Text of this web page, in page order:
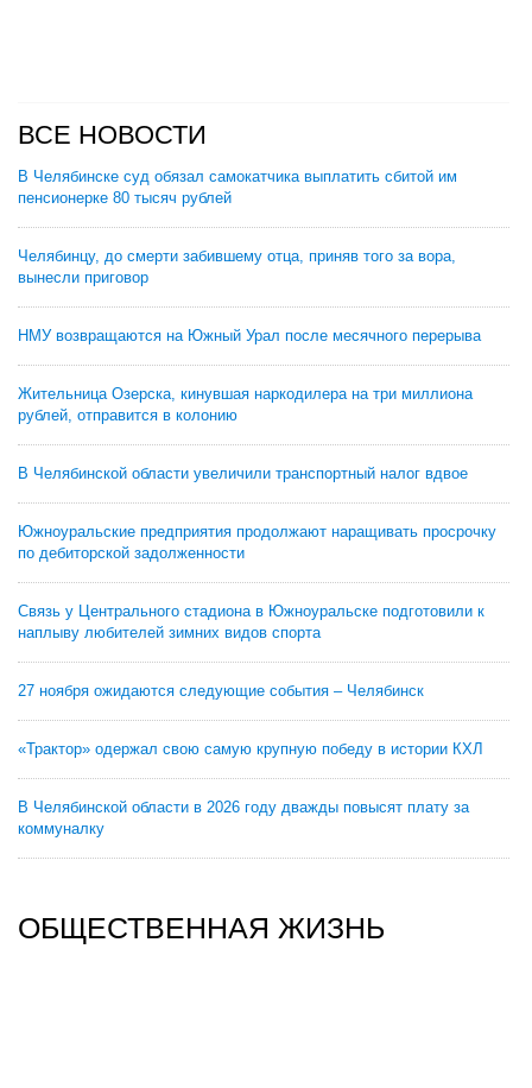
ВСЕ НОВОСТИ
В Челябинске суд обязал самокатчика выплатить сбитой им
пенсионерке 80 тысяч рублей
Челябинцу, до смерти забившему отца, приняв того за вора,
вынесли приговор
НМУ возвращаются на Южный Урал после месячного перерыва
Жительница Озерска, кинувшая наркодилера на три миллиона
рублей, отправится в колонию
В Челябинской области увеличили транспортный налог вдвое
Южноуральские предприятия продолжают наращивать просрочку
по дебиторской задолженности
Связь у Центрального стадиона в Южноуральске подготовили к
наплыву любителей зимних видов спорта
27 ноября ожидаются следующие события – Челябинск
«Трактор» одержал свою самую крупную победу в истории КХЛ
В Челябинской области в 2026 году дважды повысят плату за
коммуналку
ОБЩЕСТВЕННАЯ ЖИЗНЬ